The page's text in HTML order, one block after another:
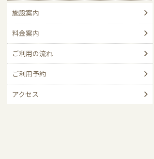
施設案内
料金案内
ご利用の流れ
ご利用予約
アクセス